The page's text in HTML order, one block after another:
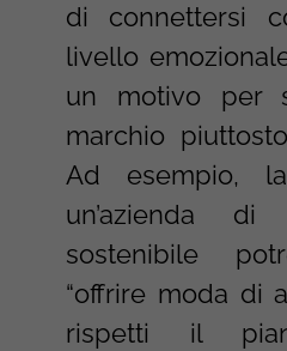
di connettersi
livello
un motivo per
marchio
Ad esempio,
un’azienda di
sostenibile
“offrire moda di
rispetti il